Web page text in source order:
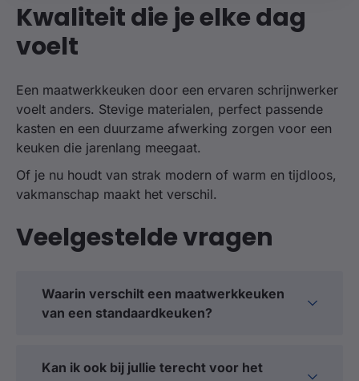
Kwaliteit die je elke dag
voelt
Een maatwerkkeuken door een ervaren schrijnwerker
voelt anders. Stevige materialen, perfect passende
kasten en een duurzame afwerking zorgen voor een
keuken die jarenlang meegaat.
Of je nu houdt van strak modern of warm en tijdloos,
vakmanschap maakt het verschil.
Veelgestelde vragen
Waarin verschilt een maatwerkkeuken
van een standaardkeuken?
afgestemd op uw ruimte, wensen en stijl. Elk
Kan ik ook bij jullie terecht voor het